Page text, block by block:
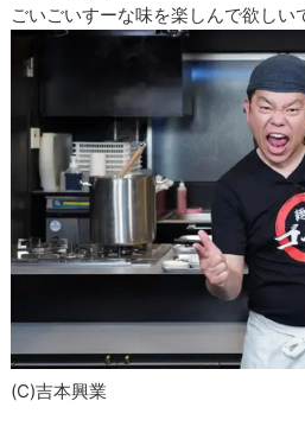
ごいごいすーな味を楽しんで欲しい
(C)吉本興業